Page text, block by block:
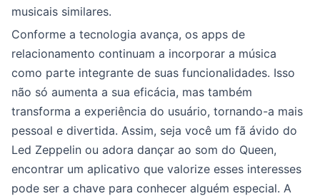
musicais similares.
Conforme a tecnologia avança, os apps de
relacionamento continuam a incorporar a música
como parte integrante de suas funcionalidades. Isso
não só aumenta a sua eficácia, mas também
transforma a experiência do usuário, tornando-a mais
pessoal e divertida. Assim, seja você um fã ávido do
Led Zeppelin ou adora dançar ao som do Queen,
encontrar um aplicativo que valorize esses interesses
pode ser a chave para conhecer alguém especial. A